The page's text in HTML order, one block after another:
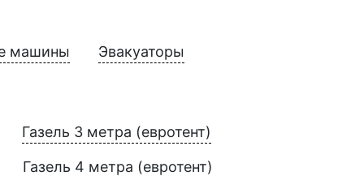
машины Эвакуаторы
Газель 3 метра (евротент)
Газель 4 метра (евротент)